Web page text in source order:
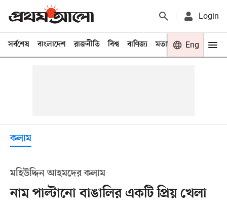
Login
সর্বশেষ বাংলাদেশ রাজনীতি বিশ্ব বাণিজ্য মতামত খেলা
Eng
কলাম
মহিউদ্দিন আহমদের কলাম
নাম পাল্টানো বাঙালির একটি প্রিয় খেলা